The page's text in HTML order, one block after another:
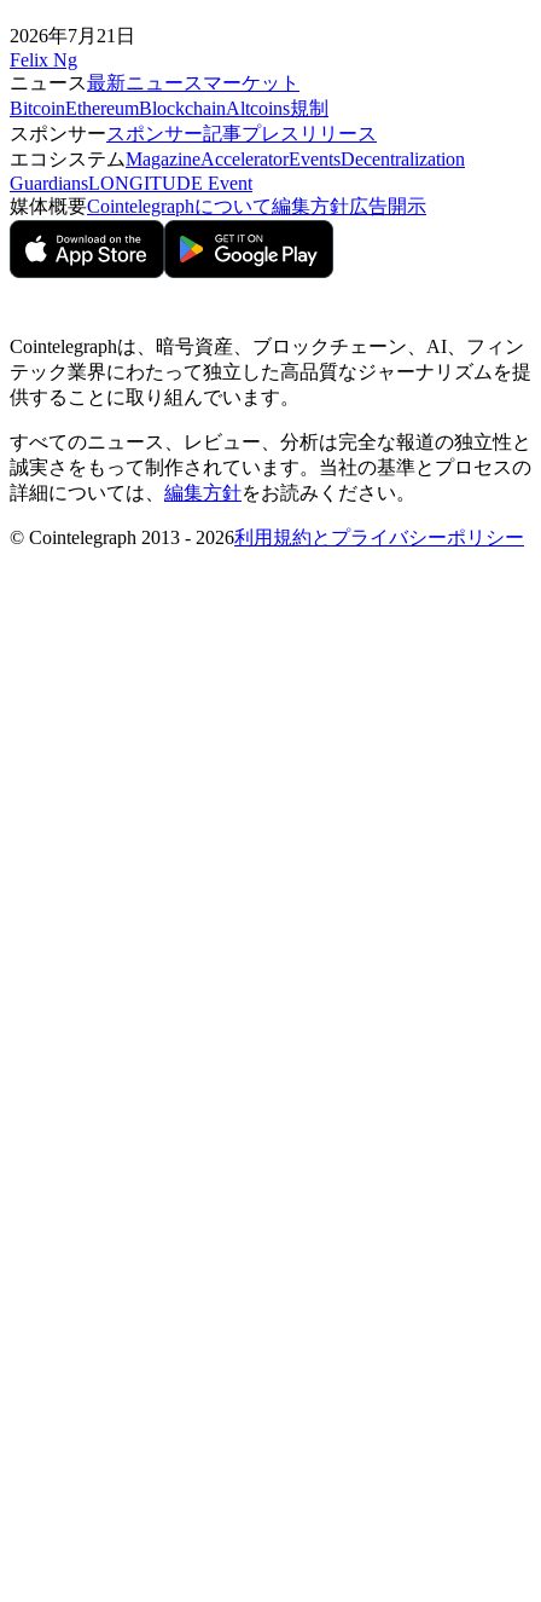
2026年7月21日
Felix Ng
ニュース最新ニュースマーケット
BitcoinEthereumBlockchainAltcoins規制
スポンサースポンサー記事プレスリリース
エコシステムMagazineAcceleratorEventsDecentralization
GuardiansLONGITUDE Event
媒体概要Cointelegraphについて編集方針広告開示
Cointelegraphは、暗号資産、ブロックチェーン、AI、フィン
テック業界にわたって独立した高品質なジャーナリズムを提
供することに取り組んでいます。
すべてのニュース、レビュー、分析は完全な報道の独立性と
誠実さをもって制作されています。当社の基準とプロセスの
詳細については、 編集方針をお読みください。
© Cointelegraph 2013 - 2026利用規約とプライバシーポリシー